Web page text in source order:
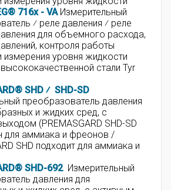
716x - VAИзмерительный
⁄ реле давления ⁄ реле
для объемного расхода,
контроля работы
измерения уровня жидкости
стали Tyr
SHD ⁄ SHD-SD
преобразователь давления
и жидких сред, с
(PREMASGARD SHD-SD
для аммиака и фреонов /
SHD подходит для аммиака и
SHD-692Измерительный
давления для